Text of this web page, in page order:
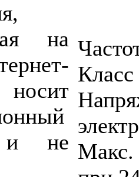
на
и не Макс.